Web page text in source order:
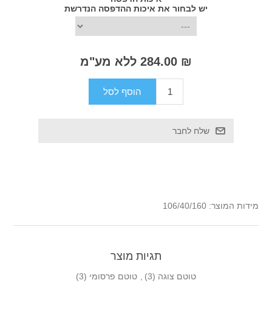
יש לבחור את איכות ההדפסה הנדרשת
₪ 284.00 ללא מע"מ
מידות המוצר: 106/40/160
תגיות מוצר
טוטם צוגה (3) טוטם פרסומי (3)